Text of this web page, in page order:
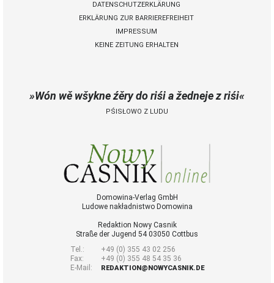
Domowina-Verlag GmbH
Ludowe nakładnistwo Domowina
Redaktion Nowy Casnik
Straße der Jugend 54 03050 Cottbus
Tel.:
+49 (0) 355 43 02 256
Fax:
+49 (0) 355 48 54 35 36
E-Mail:
REDAKTION@NOWYCASNIK.DE
Wón wě wšykne źěry do riśi a žedneje z riśi
PŚISŁOWO Z LUDU
DATENSCHUTZERKLÄRUNG
ERKLÄRUNG ZUR BARRIEREFREIHEIT
IMPRESSUM
KEINE ZEITUNG ERHALTEN